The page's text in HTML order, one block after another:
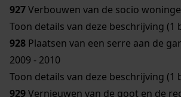
927Verbouwen van de socio
Toon details van deze beschrijving (1
928 Plaatsen van een serre aan de
2009 - 2010
Toon details van deze beschrijving (1
929Vernieuwen van de goot en de